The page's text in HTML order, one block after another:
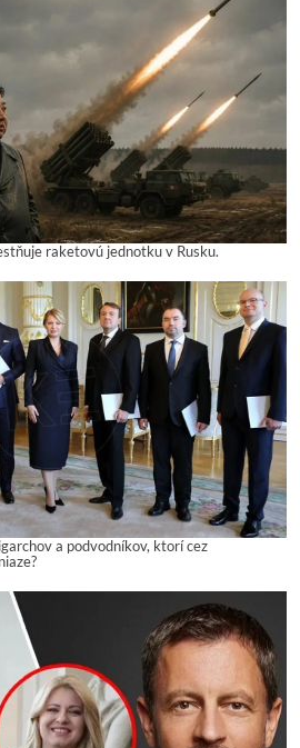
raketovú jednotku v Rusku.
a podvodníkov, ktorí cez